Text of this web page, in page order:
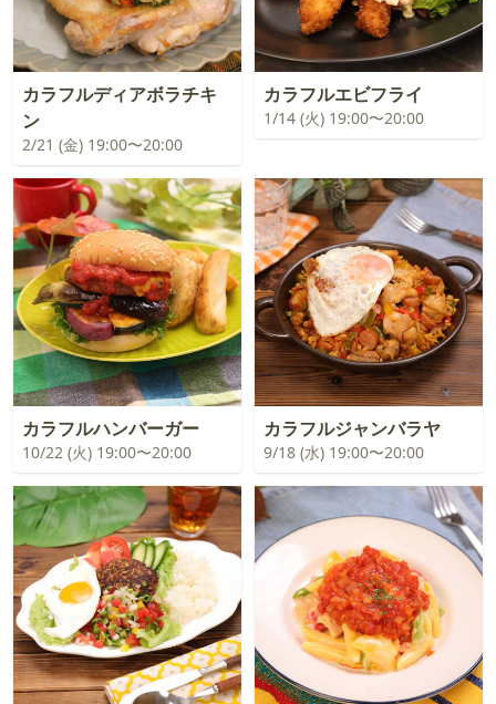
カラフルディアボラチキ
ン
2/21 (金) 19:00〜20:00
カラフルエビフライ
1/14 (火) 19:00〜20:00
カラフルハンバーガー
10/22 (火) 19:00〜20:00
カラフルジャンバラヤ
9/18 (水) 19:00〜20:00